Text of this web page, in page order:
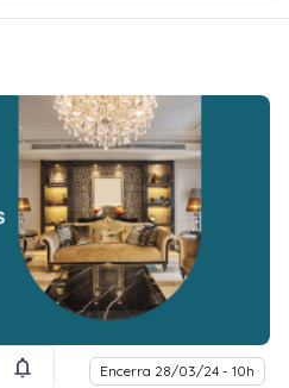
Encerra 28/03/24 - 10h